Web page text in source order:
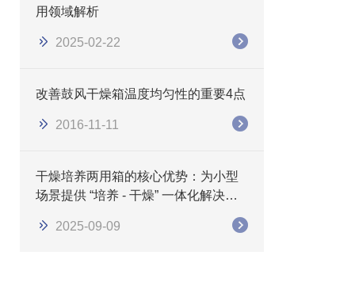
用领域解析
2025-02-22
改善鼓风干燥箱温度均匀性的重要4点
2016-11-11
干燥培养两用箱的核心优势：为小型
场景提供 “培养 - 干燥” 一体化解决方
2025-09-09